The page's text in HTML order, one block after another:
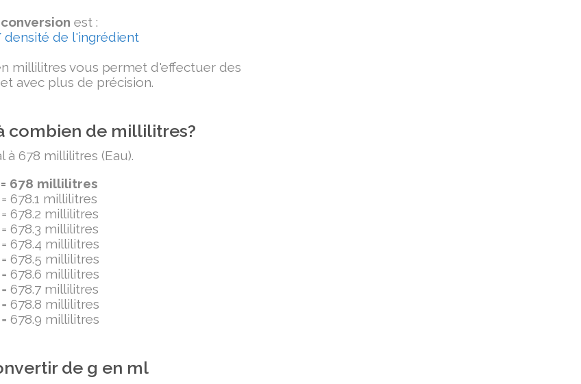
est :
de l'ingrédient
millilitres vous permet d'effectuer des
avec plus de précision.
combien de millilitres?
à 678 millilitres (Eau).
678 millilitres
678.1 millilitres
678.2 millilitres
678.3 millilitres
678.4 millilitres
678.5 millilitres
678.6 millilitres
678.7 millilitres
678.8 millilitres
678.9 millilitres
de g en ml